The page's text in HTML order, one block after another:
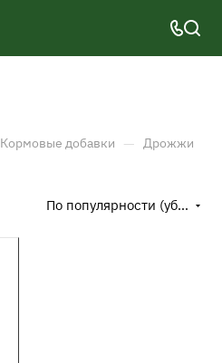
Кормовые добавки — Дрожжи
По популярности (убывание)